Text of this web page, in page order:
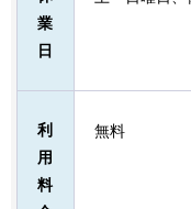
業
日
利
用
料
無料